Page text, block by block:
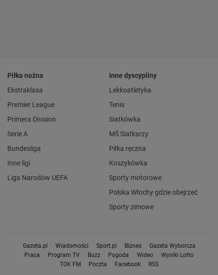
Piłka nożna
Ekstraklasa
Premier League
Primera Division
Serie A
Bundesliga
Inne ligi
Liga Narodów UEFA
Inne dyscypliny
Lekkoatletyka
Tenis
Siatkówka
MŚ Siatkarzy
Piłka ręczna
Koszykówka
Sporty motorowe
Polska Włochy gdzie obejrzeć
Sporty zimowe
Gazeta.pl Wiadomości Sport.pl Biznes
Gazeta Wyborcza
Praca
Program TV Buzz Pogoda Wideo
Wyniki Lotto
TOK FM
Poczta Facebook RSS